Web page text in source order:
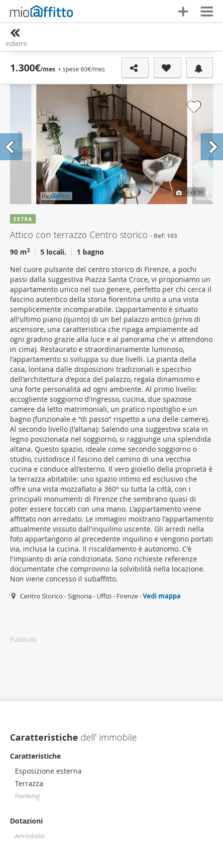
indietro
1.300€/mes + spese 60€/mes
1 di 20
Pubblicità
EXTRA
Attico con terrazzo Centro storico Ref: 103
90 m2 5 locali.
1 bagno
Nel cuore pulsante del centro storico di Firenze, a pochi
passi dalla suggestiva Piazza Santa Croce, vi proponiamo un
appartamento unico nel suo genere, perfetto per chi cerca il
fascino autentico della storia fiorentina unito a una vista
semplicemente incomparabile. L’appartamento è situato
all'ultimo piano (quinto) di un bel palazzo antico (privo di
ascensore, una caratteristica che ripaga ampiamente ad
ogni gradino grazie alla luce e al panorama che vi attendono
in cima). Restaurato e straordinariamente luminoso,
l'appartamento si sviluppa su due livelli. La pianta della
casa, lontana dalle disposizioni tradizionali e specchio
dell'architettura d'epoca del palazzo, regala dinamismo e
una forte personalità ad ogni ambiente. Al primo livello:
accogliente soggiorno d'ingresso, cucina, due spaziose
camere da letto matrimoniali, un pratico ripostiglio e un
bagno (funzionale e "di passo" rispetto a una delle camere).
Al secondo livello (l'altana): Salendo una suggestiva scala in
legno posizionata nel soggiorno, si raggiunge una splendida
altana. Questo spazio, ideale come secondo soggiorno o
studio, custodisce il fascino del camino di una vecchia
cucina e conduce all'esterno. Il vero gioiello della proprietà è
la terrazza abitabile: uno spazio intimo ed esclusivo che
offre una vista mozzafiato a 360° su tutta la città, con i
principali monumenti di Firenze che sembrano quasi di
poter essere toccati con una mano. L'appartamento viene
affittato non arredato. Le immagini mostrano l'appartamento
attualmente vissuto dall'inquilino uscente. Gli arredi nella
foto appartangono al precedente inquilino e vengono portati
via, inclusa la cucina. Il riscaldamento è autonomo. C'è
l'impianto di aria condizionata. Sono richieste referenze
documentate che comprovino la solvibilità nella locazione.
Non viene concesso il subaffitto.
Centro Storico - Signoria - Uffizi - Firenze -Vedi mappa
Caratteristiche dell' immobile
Caratteristiche
Esposizione esterna
Terrazza
Parking
Dotazioni
Arredato